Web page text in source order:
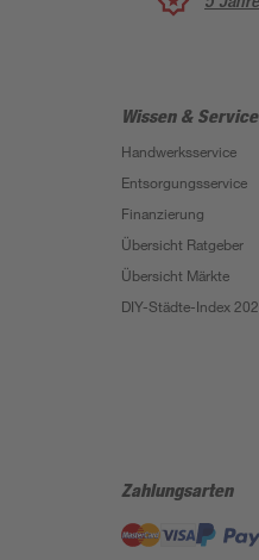
Wissen & Service
Handwerksservice
Entsorgungsservice
Finanzierung
Übersicht Ratgeber
Übersicht Märkte
DIY-Städte-Index
Zahlungsarten